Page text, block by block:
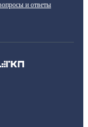
и ответы